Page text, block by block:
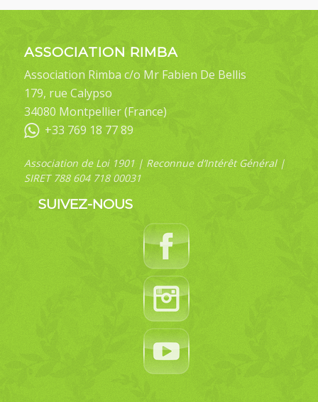
ASSOCIATION RIMBA
Association Rimba c/o Mr Fabien De Bellis
179, rue Calypso
34080 Montpellier (France)
+33 769 18 77 89
Association de Loi 1901 | Reconnue d’Intérêt Général |
SIRET 788 604 718 00031
SUIVEZ-NOUS